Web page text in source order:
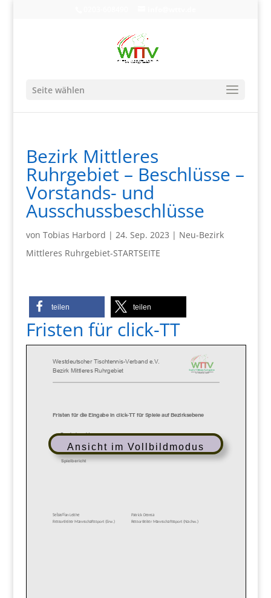
Seite wählen
Bezirk Mittleres
Ruhrgebiet – Beschlüsse –
Vorstands- und
Ausschussbeschlüsse
von Tobias Harbord | 24. Sep. 2023 | Neu-Bezirk
Mittleres Ruhrgebiet-STARTSEITE
teilen teilen
Fristen für click-TT
Ansicht im Vollbildmodus